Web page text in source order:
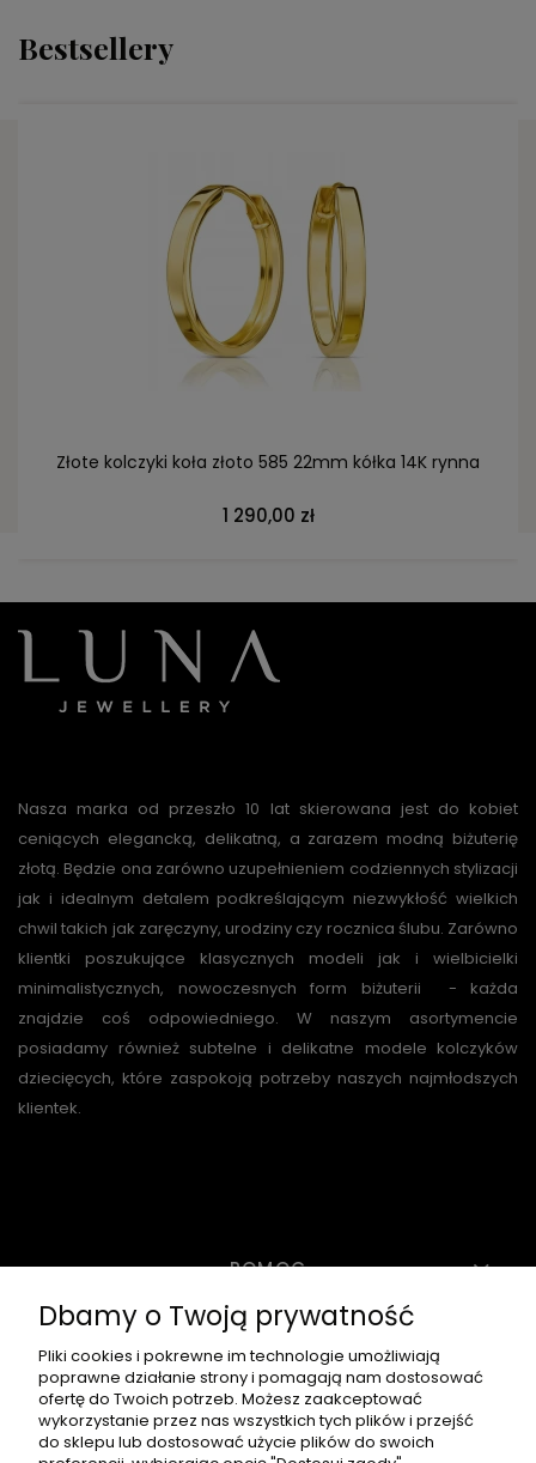
Bestsellery
Złote kolczyki koła złoto 585 22mm kółka 14K rynna
1 290,00 zł
DO KOSZYKA
Nasza marka od przeszło 10 lat skierowana jest do kobiet
ceniących elegancką, delikatną, a zarazem modną biżuterię
złotą. Będzie ona zarówno uzupełnieniem codziennych stylizacji
jak i idealnym detalem podkreślającym niezwykłość wielkich
chwil takich jak zaręczyny, urodziny czy rocznica ślubu. Zarówno
klientki poszukujące klasycznych modeli jak i wielbicielki
minimalistycznych, nowoczesnych form biżuterii - każda
znajdzie coś odpowiedniego. W naszym asortymencie
posiadamy również subtelne i delikatne modele kolczyków
dziecięcych, które zaspokoją potrzeby naszych najmłodszych
klientek.
POMOC
MOJE KONTO
PŁATNOŚCI I DOSTAWA
Dbamy o Twoją prywatność
Pliki cookies i pokrewne im technologie umożliwiają
poprawne działanie strony i pomagają nam dostosować
ofertę do Twoich potrzeb. Możesz zaakceptować
wykorzystanie przez nas wszystkich tych plików i przejść
do sklepu lub dostosować użycie plików do swoich